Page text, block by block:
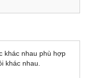
khác nhau phù hợp
khác nhau.